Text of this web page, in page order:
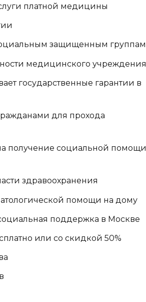
платной медицины
защищенным группам
медицинского учреждения
государственные гарантии в
для прохода
получение социальной помощи
здравоохранения
помощи на дому
поддержка в Москве
или со скидкой 50%